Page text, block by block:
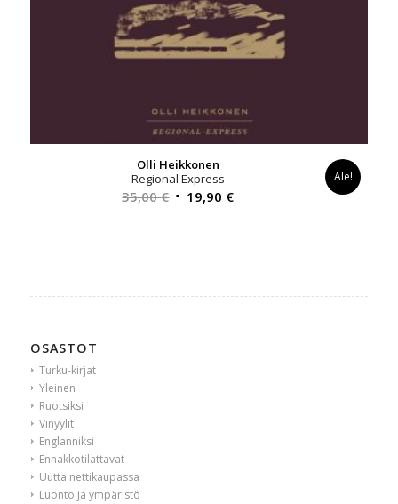
Olli Heikkonen
Regional Express
35,00€ Alkuperäinen
19,90 €Nykyinen
Ale!
OSASTOT
Turku-kirjat
Yleinen
Ruotsiksi
Vinyylit
Englanniksi
Ennakkotilattavat
Uutta nettikaupassa
Luonto ja ympäristö